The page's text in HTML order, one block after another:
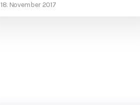
18. November 2017